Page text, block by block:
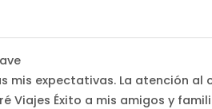
mis expectativas. La atención
Viajes Éxito a mis amigos y